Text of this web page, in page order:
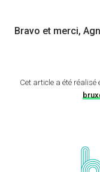
Bravo et merci,
Cet article a été